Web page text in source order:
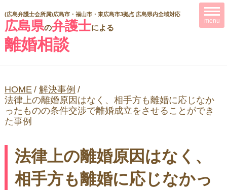
広島県の弁護士による
離婚相談
(広島弁護士会所属)広島市・福山市・東広島市3拠点 広島県内全域対応
menu
HOME / 解決事例 /
法律上の離婚原因はなく、相手方も離婚に応じなか
ったものの条件交渉で離婚成立をさせることができ
た事例
法律上の離婚原因はなく、
相手方も離婚に応じなかっ